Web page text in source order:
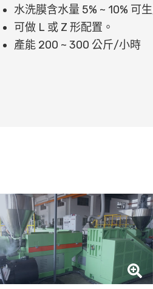
水洗膜含水量 5% ~ 10% 可生
可做 L 或 Z 形配置。
產能 200 ~ 300 公斤/小時